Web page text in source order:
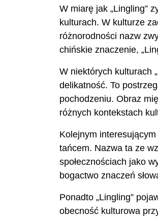
W miarę jak „Lingling”
kulturach. W kulturze
różnorodności nazw
chińskie znaczenie,
W niektórych kulturach
delikatność. To
pochodzeniu. Obraz
różnych kontekstach
Kolejnym
tańcem. Nazwa ta ze
społecznościach jako
bogactwo znaczeń
Ponadto „Lingling”
obecność kulturowa